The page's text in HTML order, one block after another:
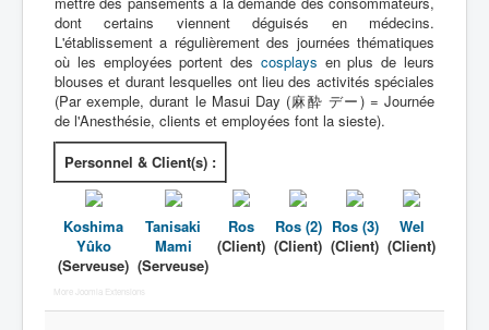
Objets
Lieux
Épisodes
Chronologie
Références
Génériques
Tous
dont certains viennent déguisés en médecins.
L'établissement a régulièrement des journées thématiques
où les employées portent des cosplays en plus de leurs
blouses et durant lesquelles ont lieu des activités spéciales
(Par exemple, durant le Masui Day (麻酔 デー) = Journée
de l'Anesthésie, clients et employées font la sieste).
Personnel & Client(s) :
Koshima
Yûko
(Serveuse)
Tanisaki
Mami
(Serveuse)
Ros
(Client)
Ros (2)
(Client)
Ros (3)
(Client)
Wel
(Client)
More Joomla Extensions